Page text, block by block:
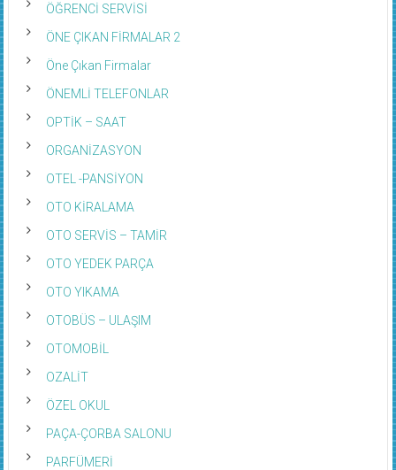
ÖĞRENCİ SERVİSİ
ÖNE ÇIKAN FİRMALAR 2
Öne Çıkan Firmalar
ÖNEMLİ TELEFONLAR
OPTİK – SAAT
ORGANİZASYON
OTEL -PANSİYON
OTO KİRALAMA
OTO SERVİS – TAMİR
OTO YEDEK PARÇA
OTO YIKAMA
OTOBÜS – ULAŞIM
OTOMOBİL
OZALİT
ÖZEL OKUL
PAÇA-ÇORBA SALONU
PARFÜMERİ